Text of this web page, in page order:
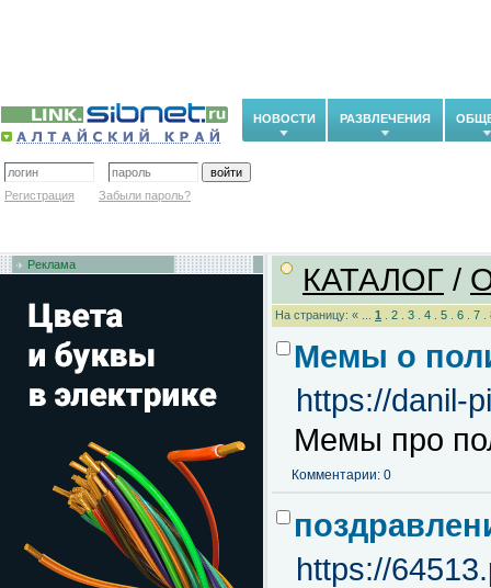
НОВОСТИ РАЗВЛЕЧЕНИЯ
Регистрация Забыли пароль?
Реклама КАТАЛОГ /
На страницу: « ... 1 2 3 4 5 6 7
Мемы о
https://danil-
Мемы про
Комментарии: 0
https://